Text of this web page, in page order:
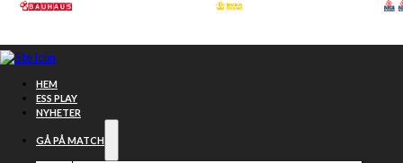
Hoppa till huvudinnehåll
HEM
ESS PLAY
NYHETER
GÅ PÅ MATCH